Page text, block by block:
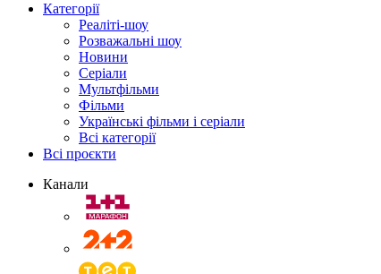
Категорії
Реаліті-шоу
Розважальні шоу
Новини
Серіали
Мультфільми
Фільми
Українські фільми і серіали
Всі категорії
Всі проєкти
Канали